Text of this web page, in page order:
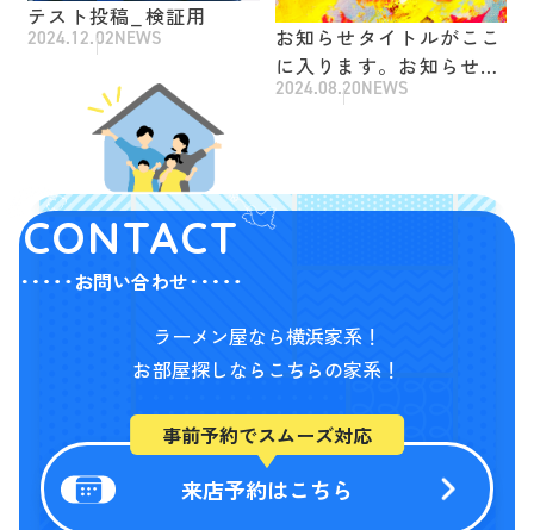
テスト投稿_検証用
2024.12.02NEWS
お知らせタイトルがここ
に入ります。お知らせタ
イトルがここに入りま
2024.08.20NEWS
CONTACT
お問い合わせ
ラーメン屋なら横浜家系！
お部屋探しならこちらの家系！
事前予約でスムーズ対応
来店予約はこちら